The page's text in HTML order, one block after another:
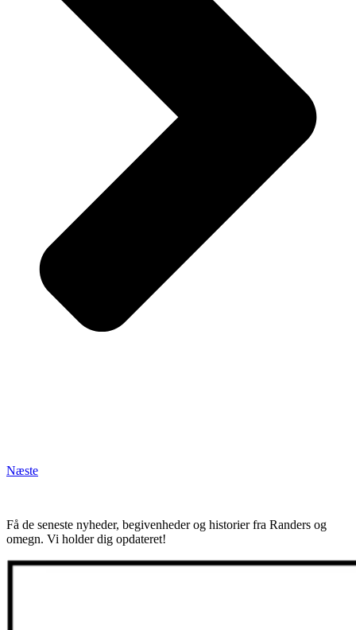
Næste
Få de seneste nyheder, begivenheder og historier fra Randers og
omegn. Vi holder dig opdateret!